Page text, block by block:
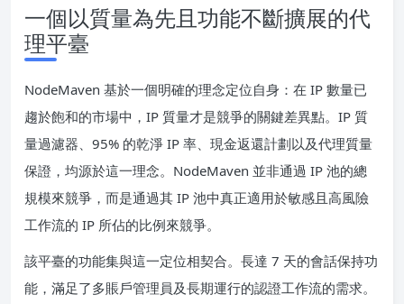
一個以質量為先且功能不斷擴展的代
理平臺
NodeMaven 基於一個明確的理念定位自身：在 IP 數量已
趨於飽和的市場中，IP 質量才是競爭的關鍵差異點。IP 質
量過濾器、95% 的乾淨 IP 率、現金返還計劃以及代理質量
保證，均源於這一理念。NodeMaven 並非通過 IP 池的總
規模來競爭，而是通過其 IP 池中真正適用於敏感且高風險
工作流的 IP 所佔的比例來競爭。
該平臺的功能集與這一定位相契合。長達 7 天的會話保持功
能，滿足了多賬戶管理員及長期運行的認證工作流的需求。